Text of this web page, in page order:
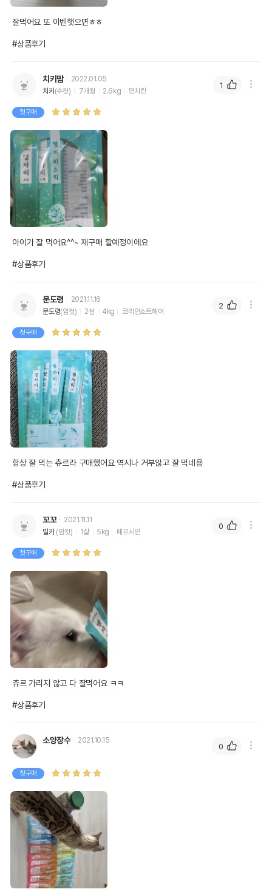
상품 필수 정보
받았음을 확인할수 있는
제조국 또는 원산지 대한민국
제조자,수입품의 경우
수입자를 함께 표기
AS책임자와 전화번호
또는 소비자상담 관련
전화번호
유통기한
잘먹어요 또 이벤햇으면ㅎㅎ
#상품후기
치키맘
2022.01.05
치키 (수컷) 7개월 2.6kg 먼치킨
첫구매
아이가 잘 먹어요^^~ 재구매 할예정이에요
#상품후기
1
문도령
2021.11.16
문도령(암컷) 2살 4kg 코리안쇼트헤어
첫구매
항상 잘 먹는 츄르라 구매했어요 역시나 거부않고 잘 먹네용
#상품후기
2
꼬꼬
2021.11.11
밀키 (암컷) 1살 5kg 페르시안
첫구매
츄르 가리지 않고 다 잘먹어요 ㅋㅋ
#상품후기
0
소양장수 2021.10.15
첫구매
0